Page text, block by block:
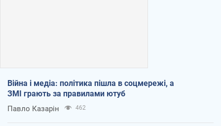
Війна і медіа: політика пішла в соцмережі, а
ЗМІ грають за правилами ютуб
Павло Казарін 462